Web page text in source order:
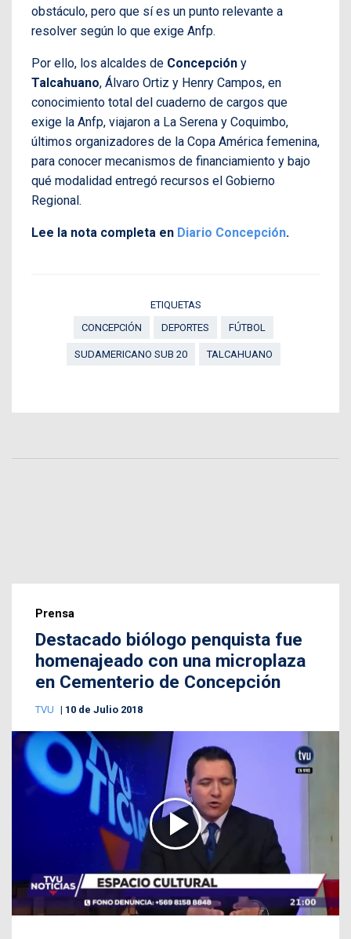
obstáculo, pero que sí es un punto relevante a
resolver según lo que exige Anfp.
Por ello, los alcaldes de Concepción y
Talcahuano, Álvaro Ortiz y Henry Campos, en
conocimiento total del cuaderno de cargos que
exige la Anfp, viajaron a La Serena y Coquimbo,
últimos organizadores de la Copa América femenina,
para conocer mecanismos de financiamiento y bajo
qué modalidad entregó recursos el Gobierno
Regional.
Lee la nota completa en Diario Concepción.
ETIQUETAS
CONCEPCIÓN
DEPORTES FÚTBOL
SUDAMERICANO SUB 20 TALCAHUANO
Prensa
Destacado biólogo penquista fue
homenajeado con una microplaza
en Cementerio de Concepción
TVU 10 de Julio 2018